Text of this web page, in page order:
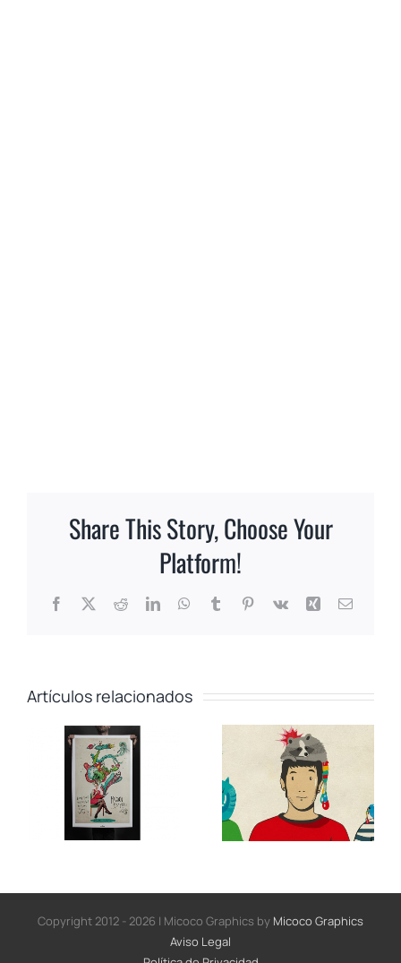
Share This Story, Choose Your
Platform!
Facebook
X RedditLinkedInWhatsApp
TumblrPinterest
Vk Xing Correo
Artículos relacionados
Micoco
Graphics
«How much
imagination
is there in
Ya estamos
aquí!
Copyright 2012 - 2026 | Micoco Graphics by Micoco Graphics
Aviso Legal